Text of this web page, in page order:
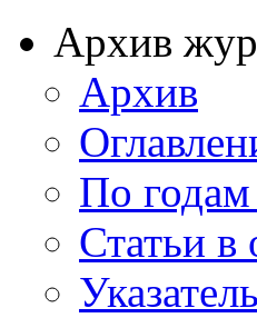
Архив
Архив
По
Статьи в